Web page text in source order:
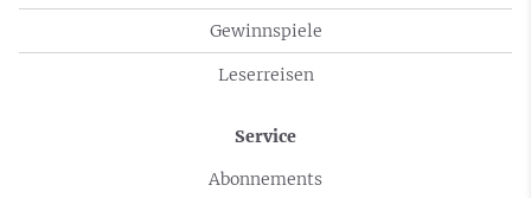
Gewinnspiele
Leserreisen
Service
Abonnements